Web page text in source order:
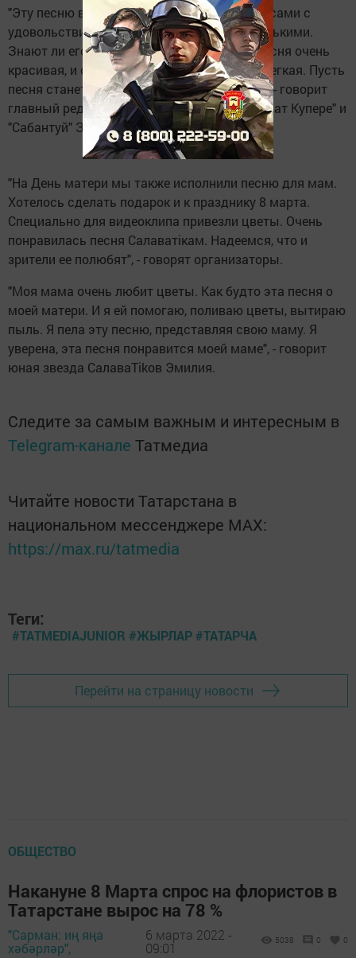
"Эту песню в исполнении певицы Энже мы сами с
удовольствием слушали, когда были маленькими.
Знают ли его сегодняшние дети?! А ведь песня очень
красивая, и слова смысловые, и мелодия легкая. Пусть
песня станет подарком в честь праздника", - говорит
главный редактор детского журнала "Салават Купере" и
"Сабантуй" Зиля Файзуллина.
"На День матери мы также исполнили песню для мам.
Хотелось сделать подарок и к празднику 8 марта.
Специально для видеоклипа привезли цветы. Очень
понравилась песня Салаватікам. Надеемся, что и
зрители ее полюбят", - говорят организаторы.
"Моя мама очень любит цветы. Как будто эта песня о
моей матери. И я ей помогаю, поливаю цветы, вытираю
пыль. Я пела эту песню, представляя свою маму. Я
уверена, эта песня понравится моей маме", - говорит
юная звезда СалаваTikов Эмилия.
Следите за самым важным и интересным в
Telegram-канале Татмедиа
Читайте новости Татарстана в
национальном мессенджере MАХ:
https://max.ru/tatmedia
Теги:
#TATMEDIAJUNIOR #ЖЫРЛАР #ТАТАРЧА
Перейти на страницу новости
ОБЩЕСТВО
Накануне 8 Марта спрос на флористов в
Татарстане вырос на 78 %
"Сарман: иң яңа
хәбәрләр",
6 марта 2022 -
09:01
5038 0 0